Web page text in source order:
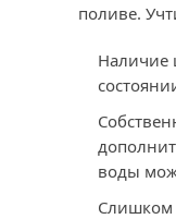
поливе.
Наличие
воды
Слишком